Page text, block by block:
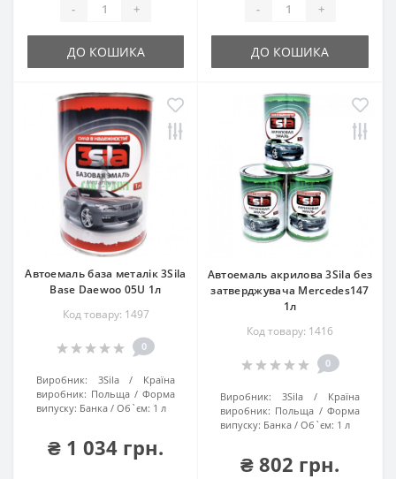
- +
ДО КОШИКА
- +
ДО КОШИКА
Автоемаль база металік 3Sila
Base Daewoo 05U 1л
Код товару: 1497
0
Виробник: 3Sila
Країна
виробник: Польща
Форма
випуску: Банка Об`єм: 1 л
₴ 1 034 грн.
Автоемаль акрилова 3Sila без
затверджувача Mercedes147
1л
Код товару: 1416
0
Виробник: 3Sila
Країна
виробник: Польща
Форма
випуску: Банка Об`єм: 1 л
₴ 802 грн.